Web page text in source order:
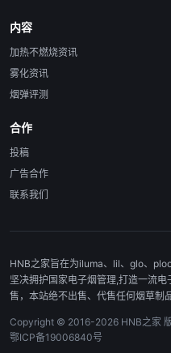
内容
加热不燃烧资讯
雾化资讯
烟弹评测
合作
投稿
广告合作
联系我们
HNB之家旨在为iluma、lil、glo、
坚决拥护国家电子烟管理,打造一流
售，本站绝不出售、代售任何烟草制品
Copyright © 2016-2026 HNB之家
鄂ICP备19006840号